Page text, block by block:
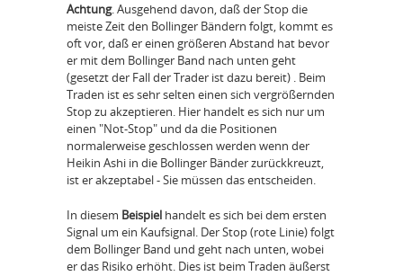
Achtung. Ausgehend davon, daß der Stop die
meiste Zeit den Bollinger Bändern folgt, kommt es
oft vor, daß er einen größeren Abstand hat bevor
er mit dem Bollinger Band nach unten geht
(gesetzt der Fall der Trader ist dazu bereit) . Beim
Traden ist es sehr selten einen sich vergrößernden
Stop zu akzeptieren. Hier handelt es sich nur um
einen "Not-Stop" und da die Positionen
normalerweise geschlossen werden wenn der
Heikin Ashi in die Bollinger Bänder zurückkreuzt,
ist er akzeptabel - Sie müssen das entscheiden.
In diesem Beispiel handelt es sich bei dem ersten
Signal um ein Kaufsignal. Der Stop (rote Linie) folgt
dem Bollinger Band und geht nach unten, wobei
er das Risiko erhöht. Dies ist beim Traden äußerst